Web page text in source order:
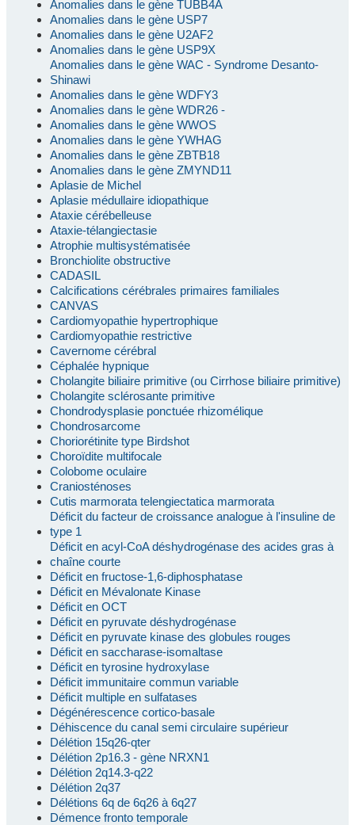
Anomalies dans le gène TUBB4A
Anomalies dans le gène USP7
Anomalies dans le gène U2AF2
Anomalies dans le gène USP9X
Anomalies dans le gène WAC - Syndrome Desanto-
Shinawi
Anomalies dans le gène WDFY3
Anomalies dans le gène WDR26 -
Anomalies dans le gène WWOS
Anomalies dans le gène YWHAG
Anomalies dans le gène ZBTB18
Anomalies dans le gène ZMYND11
Aplasie de Michel
Aplasie médullaire idiopathique
Ataxie cérébelleuse
Ataxie-télangiectasie
Atrophie multisystématisée
Bronchiolite obstructive
CADASIL
Calcifications cérébrales primaires familiales
CANVAS
Cardiomyopathie hypertrophique
Cardiomyopathie restrictive
Cavernome cérébral
Céphalée hypnique
Cholangite biliaire primitive (ou Cirrhose biliaire primitive)
Cholangite sclérosante primitive
Chondrodysplasie ponctuée rhizomélique
Chondrosarcome
Choriorétinite type Birdshot
Choroïdite multifocale
Colobome oculaire
Craniosténoses
Cutis marmorata telengiectatica marmorata
Déficit du facteur de croissance analogue à l'insuline de
type 1
Déficit en acyl-CoA déshydrogénase des acides gras à
chaîne courte
Déficit en fructose-1,6-diphosphatase
Déficit en Mévalonate Kinase
Déficit en OCT
Déficit en pyruvate déshydrogénase
Déficit en pyruvate kinase des globules rouges
Déficit en saccharase-isomaltase
Déficit en tyrosine hydroxylase
Déficit immunitaire commun variable
Déficit multiple en sulfatases
Dégénérescence cortico-basale
Déhiscence du canal semi circulaire supérieur
Délétion 15q26-qter
Délétion 2p16.3 - gène NRXN1
Délétion 2q14.3-q22
Délétion 2q37
Délétions 6q de 6q26 à 6q27
Démence fronto temporale